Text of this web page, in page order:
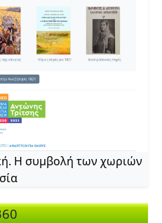
Η συμβολή των χωριών